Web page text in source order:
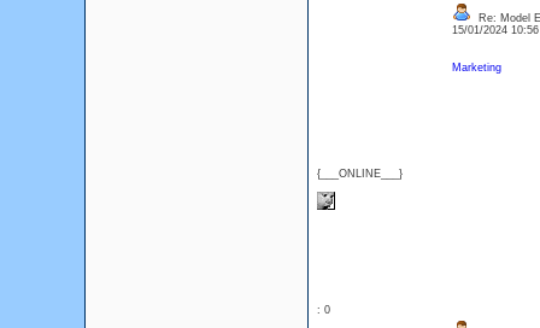
{___ONLINE___}
Re: Model
15/01/2024
Marketing
: 0